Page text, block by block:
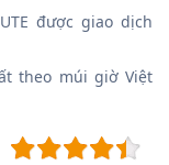
được giao dịch
theo múi giờ Việt